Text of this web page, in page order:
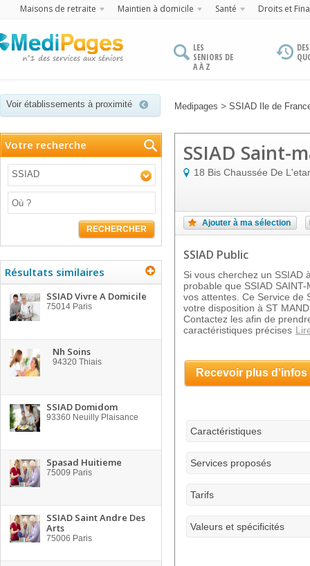
Maisons de retraite Maintien à domicile Santé Droits et
LES
SENIORS DE
A À Z
Voir établissements à proximité Medipages > SSIAD Ile de
Votre recherche
SSIAD
RECHERCHER
Résultats similaires
SSIAD Vivre A Domicile
75014 Paris
Nh Soins
94320 Thiais
SSIAD Domidom
93360 Neuilly Plaisance
Spasad Huitieme
75009 Paris
SSIAD Saint Andre Des
Arts
75006 Paris
SSIAD Saint-
18 Bis Chaussée De
Ajouter à ma sélection
SSIAD Public
Si vous cherchez un SSIAD
probable que SSIAD
vos attentes. Ce Service de
votre disposition à ST
Contactez les afin de
caractéristiques précises
Recevoir plus d'infos
Caractéristiques
Services proposés
Tarifs
Valeurs et spécificités